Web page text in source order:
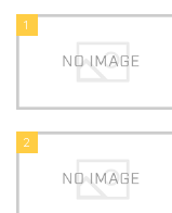
1
2